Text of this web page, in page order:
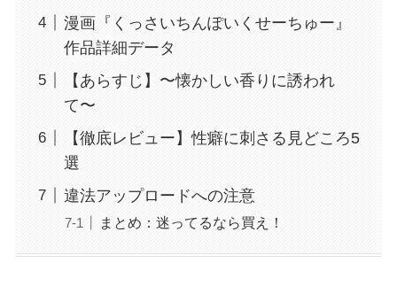
漫画『くっさいちんぽいくせーちゅー』
作品詳細データ
【あらすじ】〜懐かしい香りに誘われ
て〜
【徹底レビュー】性癖に刺さる見どころ5
選
違法アップロードへの注意
まとめ：迷ってるなら買え！